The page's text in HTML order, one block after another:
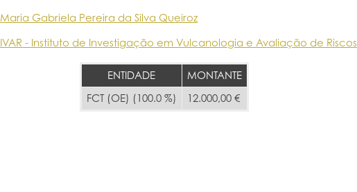
Maria Gabriela Pereira da Silva Queiroz
IVAR - Instituto de Investigação em Vulcanologia e Avaliação de Riscos
ENTIDADE
MONTANTE
FCT (OE) (100.0 %)
12.000,00 €